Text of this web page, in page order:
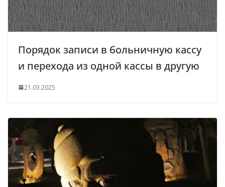
Порядок записи в больничную кассу
и перехода из одной кассы в другую
21.03.2025